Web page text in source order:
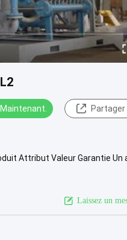
Partager
Attribut Valeur Garantie Un
Laissez un